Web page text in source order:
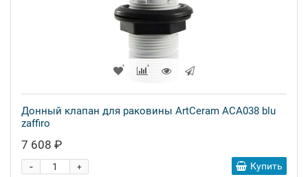
Донный клапан для раковины ArtCeram ACA038 blu
zaffiro
7 608 ₽
+
- Купить